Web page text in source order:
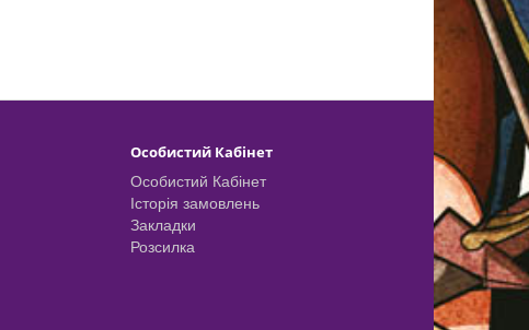
Особистий Кабінет
Особистий Кабінет
Історія замовлень
Закладки
Розсилка